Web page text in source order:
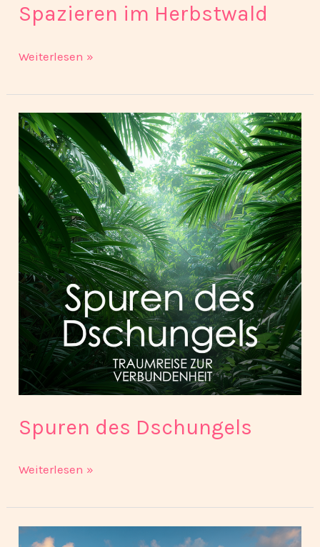
Spazieren im Herbstwald
Weiterlesen »
Spuren des Dschungels
Spuren
des
Dschungels
Weiterlesen »
Wellen